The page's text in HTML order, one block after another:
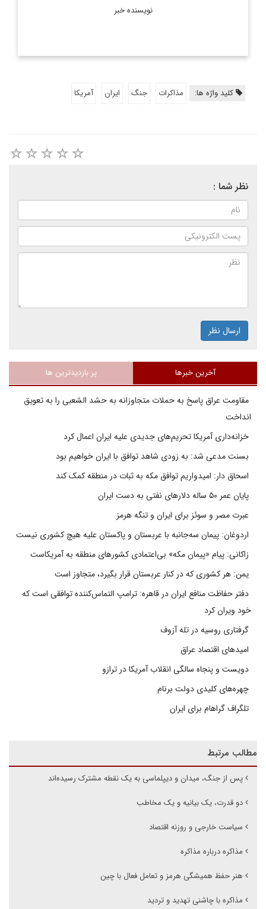
نویسنده خبر
کلید واژه ها: مذاکرات جنگ ایران آمریکا
نظر شما :
ارسال نظر
آخرین خبرها پر بازدیدترین ها
مقاومت عراق پاسخ به حملات متجاوزانه به حشد الشعبی را به تعویق
انداخت
خزانه‌داری آمریکا تحریم‌های جدیدی علیه ایران اعمال کرد
بسنت مدعی شد: به زودی شاهد توافق با ایران خواهیم بود
اسحاق دار: امیدواریم توافق مکه به ثبات در منطقه کمک کند
پایان عمر ۵۰ ساله دلارهای نفتی به دست ایران
عبرت مصر و سوئز برای ایران و تنگه هرمز
اردوغان: پیمان سه‌جانبه با عربستان و پاکستان علیه هیچ کشوری نیست
زاکانی: پیام «پیمان مکه» بی‌اعتمادی کشورهای منطقه به آمریکاست
یمن: هر کشوری که در کنار عربستان قرار بگیرد، متجاوز است
دفتر حفاظت منافع ایران در قاهره: ترامپ التماس‌کننده توافقی است که
خود ویران کرد
گرفتاری روسیه در تله آزوف
امیدهای اقتصاد عراق
دویست و پنجاه سالگی انقلاب آمریکا در ترازو
چهره‌های کلیدی دولت برنام
تلگراف گراهام برای ایران
مطالب مرتبط
پس از جنگ، میدان و دیپلماسی به یک نقطه مشترک رسیده‌اند
دو قدرت، یک بیانیه و یک مخاطب
سیاست خارجی و روزنه اقتصاد
مذاکره درباره مذاکره
هنر حفظ همیشگی هرمز و تعامل فعال با چین
مذاکره با چاشنی تهدید و تردید